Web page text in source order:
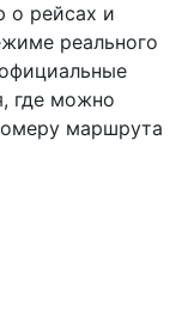
о рейсах и
реального
где можно
маршрута